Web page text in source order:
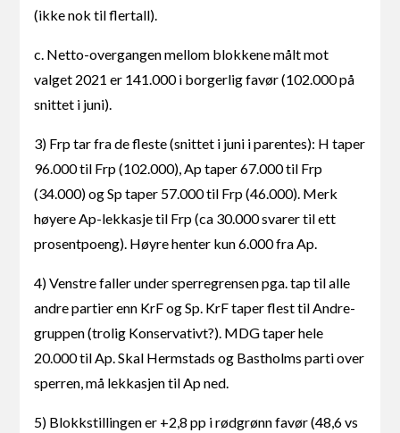
(ikke nok til flertall).
c. Netto-overgangen mellom blokkene målt mot
valget 2021 er 141.000 i borgerlig favør (102.000 på
snittet i juni).
3) Frp tar fra de fleste (snittet i juni i parentes): H taper
96.000 til Frp (102.000), Ap taper 67.000 til Frp
(34.000) og Sp taper 57.000 til Frp (46.000). Merk
høyere Ap-lekkasje til Frp (ca 30.000 svarer til ett
prosentpoeng). Høyre henter kun 6.000 fra Ap.
4) Venstre faller under sperregrensen pga. tap til alle
andre partier enn KrF og Sp. KrF taper flest til Andre-
gruppen (trolig Konservativt?). MDG taper hele
20.000 til Ap. Skal Hermstads og Bastholms parti over
sperren, må lekkasjen til Ap ned.
5) Blokkstillingen er +2,8 pp i rødgrønn favør (48,6 vs